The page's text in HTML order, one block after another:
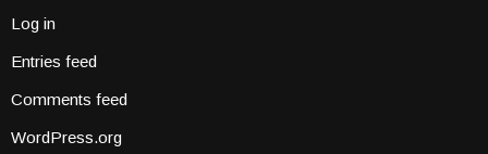
Log in
Entries feed
Comments feed
WordPress.org